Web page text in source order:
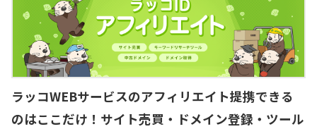
ラッコWEBサービスのアフィリエイト提携できる
のはここだけ！サイト売買・ドメイン登録・ツール